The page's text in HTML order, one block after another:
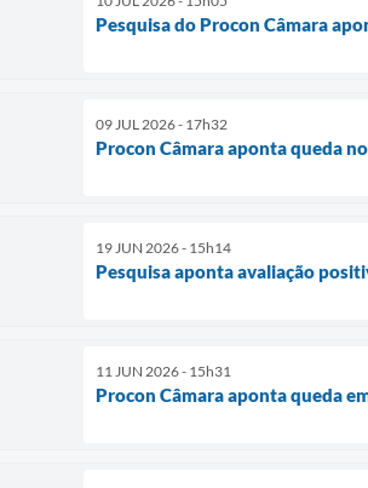
Pesquisa do Procon Câmara
09 JUL 2026 - 17h32
Procon Câmara aponta queda
19 JUN 2026 - 15h14
Pesquisa aponta avaliação
11 JUN 2026 - 15h31
Procon Câmara aponta queda